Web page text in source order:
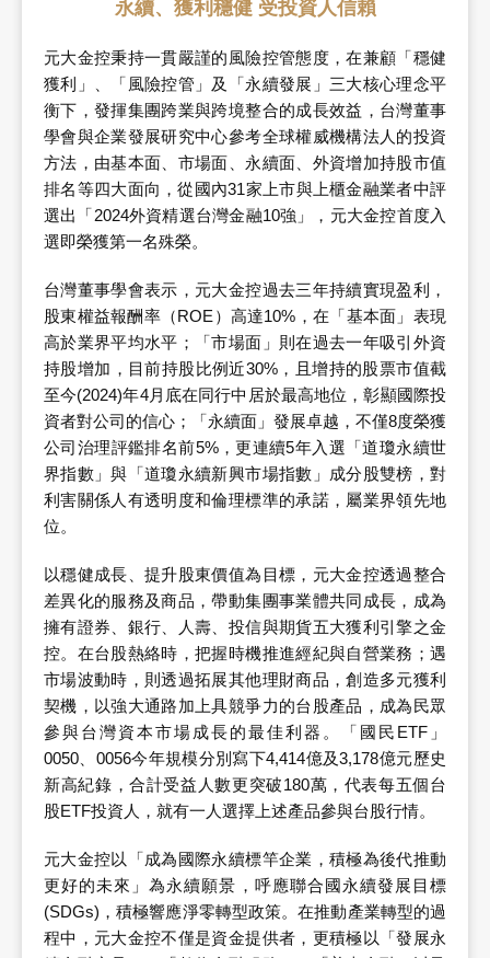
永續、獲利穩健 受投資人信賴
元大金控秉持一貫嚴謹的風險控管態度，在兼顧「穩健
獲利」、「風險控管」及「永續發展」三大核心理念平
衡下，發揮集團跨業與跨境整合的成長效益，台灣董事
學會與企業發展研究中心參考全球權威機構法人的投資
方法，由基本面、市場面、永續面、外資增加持股市值
排名等四大面向，從國內31家上市與上櫃金融業者中評
選出「2024外資精選台灣金融10強」，元大金控首度入
選即榮獲第一名殊榮。
台灣董事學會表示，元大金控過去三年持續實現盈利，
股東權益報酬率（ROE）高達10%，在「基本面」表現
高於業界平均水平；「市場面」則在過去一年吸引外資
持股增加，目前持股比例近30%，且增持的股票市值截
至今(2024)年4月底在同行中居於最高地位，彰顯國際投
資者對公司的信心；「永續面」發展卓越，不僅8度榮獲
公司治理評鑑排名前5%，更連續5年入選「道瓊永續世
界指數」與「道瓊永續新興市場指數」成分股雙榜，對
利害關係人有透明度和倫理標準的承諾，屬業界領先地
位。
以穩健成長、提升股東價值為目標，元大金控透過整合
差異化的服務及商品，帶動集團事業體共同成長，成為
擁有證券、銀行、人壽、投信與期貨五大獲利引擎之金
控。在台股熱絡時，把握時機推進經紀與自營業務；遇
市場波動時，則透過拓展其他理財商品，創造多元獲利
契機，以強大通路加上具競爭力的台股產品，成為民眾
參與台灣資本市場成長的最佳利器。「國民ETF」
0050、0056今年規模分別寫下4,414億及3,178億元歷史
新高紀錄，合計受益人數更突破180萬，代表每五個台
股ETF投資人，就有一人選擇上述產品參與台股行情。
元大金控以「成為國際永續標竿企業，積極為後代推動
更好的未來」為永續願景，呼應聯合國永續發展目標
(SDGs)，積極響應淨零轉型政策。在推動產業轉型的過
程中，元大金控不僅是資金提供者，更積極以「發展永